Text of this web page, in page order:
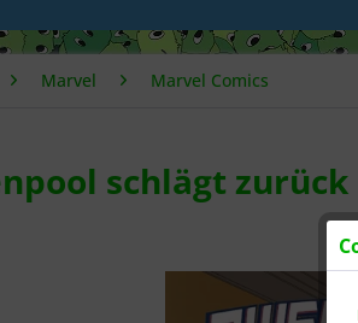
Marvel Marvel Comics
schlägt zurück